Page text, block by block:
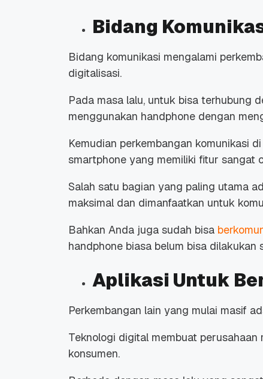
Bidang
Bidang komunikasi mengalami
digitalisasi.
Pada masa lalu, untuk bisa terhubung
menggunakan handphone dengan
Kemudian perkembangan komunikasi
smartphone yang memiliki fitur sangat
Salah satu bagian yang paling utama
maksimal dan dimanfaatkan untuk
Bahkan Anda juga sudah bisa
handphone biasa belum bisa dilakukan
Aplikasi Untuk
Perkembangan lain yang mulai masif
Teknologi digital membuat
konsumen.